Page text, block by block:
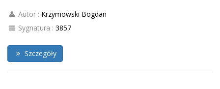
Autor : Krzymowski Bogdan
Sygnatura : 3857
Szczegóły